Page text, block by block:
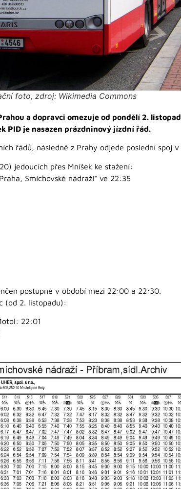
foto, zdroj: Wikimedia Commons
a dopravci omezuje od pondělí 2.
PID je nasazen prázdninový jízdní řád.
řádů, následně z Prahy odjede poslední spoj
jedoucích přes Mníšek ke stažení:
Smíchovské nádraží“ ve 22:35
postupně v období mezi 22:00 a 22:30.
(od 2. listopadu):
22:01